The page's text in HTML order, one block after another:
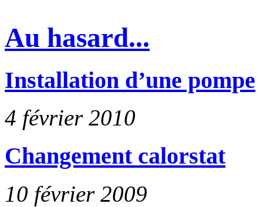
Au hasard...
Installation d’une pompe
4 février 2010
Changement calorstat
10 février 2009